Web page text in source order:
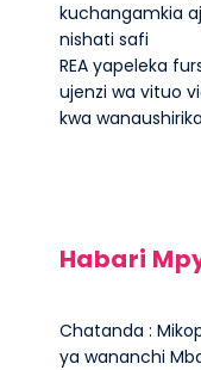
kuchangamkia
nishati safi
REA yapeleka
ujenzi wa vituo
kwa
Habari
Chatanda :
ya wananchi